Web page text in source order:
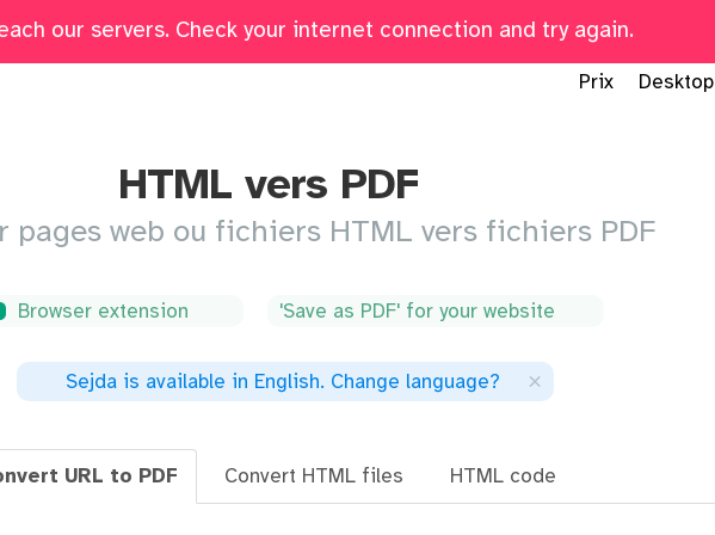
our servers. Check your internet connection and try again.
Éditer Remplir et signer Combiner
Supprimer pages
Prix
Desktop
HTML vers PDF
pages web ou fichiers HTML vers fichiers PDF
Browser extension 'Save as PDF' for your website
Sejda is available in English. Change language? ×
URL to PDF Convert HTML files HTML code